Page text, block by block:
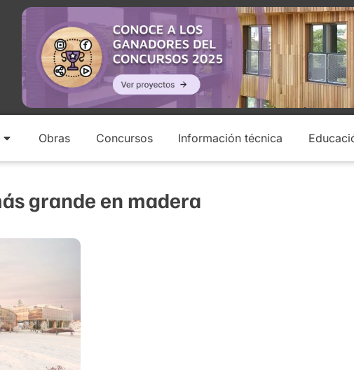
Obras Concursos Información técnica
grande en madera